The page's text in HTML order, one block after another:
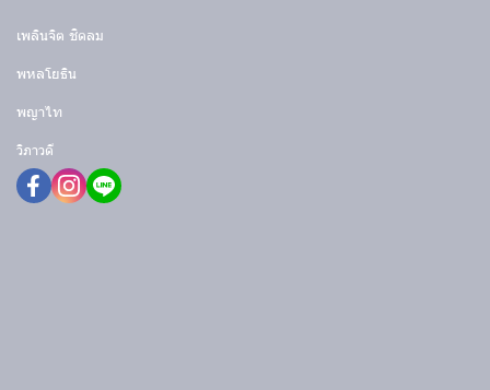
เพลินจิต ชิดลม
พหลโยธิน
พญาไท
วิภาวดี